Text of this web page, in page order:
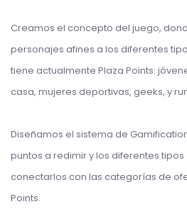
Creamos el concepto del juego,
personajes afines a los diferentes
tiene actualmente Plaza Points:
casa, mujeres deportivas, geeks, y
Diseñamos el sistema de
puntos a redimir y los diferentes
conectarlos con las categorías de
Points.